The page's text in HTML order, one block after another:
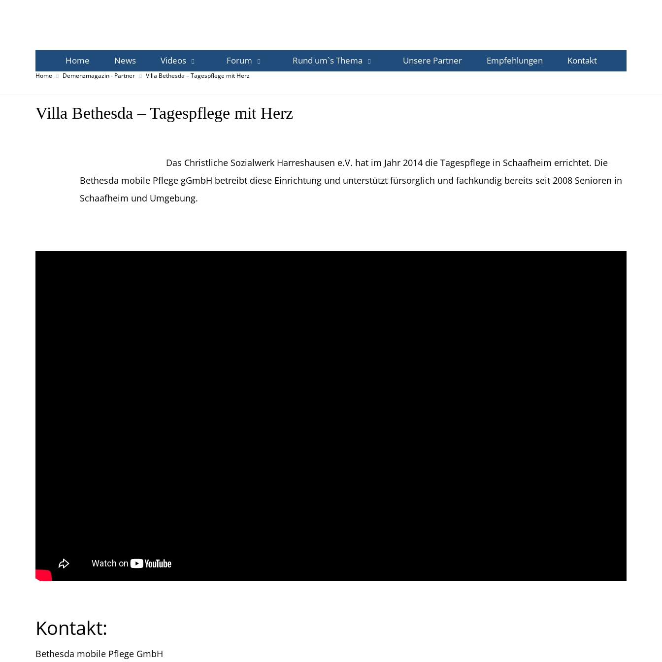
Home News Videos Forum Rund um`s Thema Unsere Partner Empfehlungen Kontakt
Home Demenzmagazin - Partner Villa Bethesda – Tagespflege mit Herz
Villa Bethesda – Tagespflege mit Herz
Das Christliche Sozialwerk Harreshausen e.V. hat im Jahr 2014 die Tagespflege in Schaafheim errichtet. Die
Bethesda mobile Pflege gGmbH betreibt diese Einrichtung und unterstützt fürsorglich und fachkundig bereits seit 2008 Senioren in
Schaafheim und Umgebung.
Kontakt:
Bethesda mobile Pflege GmbH